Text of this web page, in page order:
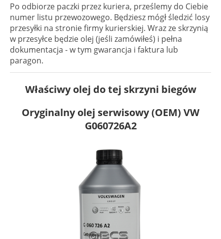
Po odbiorze paczki przez kuriera, prześlemy do Ciebie
numer listu przewozowego. Będziesz mógł śledzić losy
przesyłki na stronie firmy kurierskiej. Wraz ze skrzynią
w przesyłce będzie olej (jeśli zamówiłeś) i pełna
dokumentacja - w tym gwarancja i faktura lub
paragon.
Właściwy olej do tej skrzyni biegów
Oryginalny olej serwisowy (OEM) VW
G060726A2